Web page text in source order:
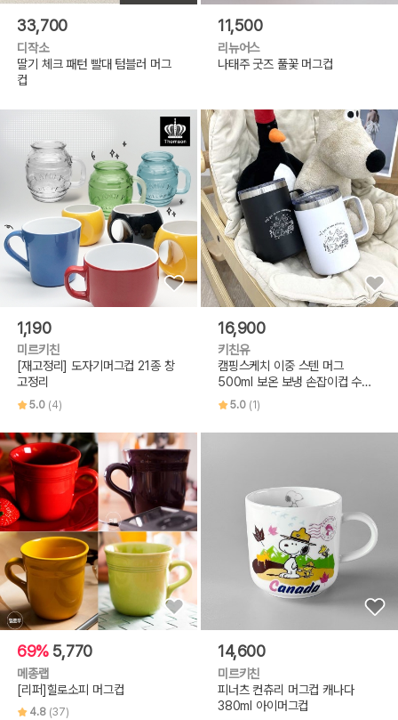
33,700
디작소
딸기 체크 패턴 빨대 텀블러 머그
컵
11,500
리뉴어스
나태주 굿즈 풀꽃 머그컵
1,190
미르키친
[재고정리] 도자기머그컵 21종 창
고정리
5.0 (4)
16,900
키친유
캠핑스케치 이중 스텐 머그
500ml 보온 보냉 손잡이컵 수능
학생5.0 (1)
69% 5,770
메종랩
[리퍼]힐로소피 머그컵
4.8 (37)
14,600
미르키친
피너츠 컨츄리 머그컵 캐나다
380ml 아이머그컵